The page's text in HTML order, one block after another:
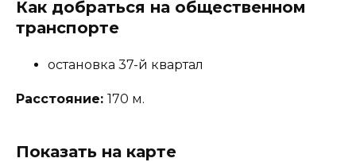
Как добраться на общественном
транспорте
остановка 37-й квартал
Расстояние: 170 м.
Показать на карте